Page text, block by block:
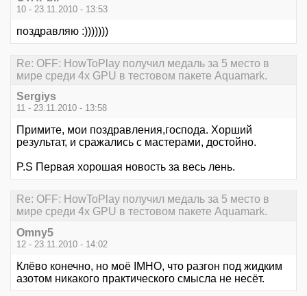
10 - 23.11.2010 - 13:53
поздравляю :)))))))
Re: OFF: HowToPlay получил медаль за 5 место в
мире среди 4х GPU в тестовом пакете Aquamark.
Sergiys
11 - 23.11.2010 - 13:58
Примите, мои поздравления,господа. Хорший
результат, и сражались с мастерами, достойно.
P.S Первая хорошая новость за весь лень.
Re: OFF: HowToPlay получил медаль за 5 место в
мире среди 4х GPU в тестовом пакете Aquamark.
Omny5
12 - 23.11.2010 - 14:02
Клёво конечно, но моё IMHO, что разгон под жидким
азотом никакого практического смысла не несёт.